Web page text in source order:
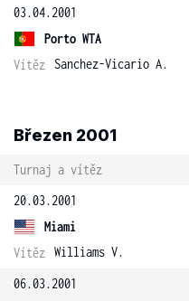
03.04.2001
Porto WTA
Vítěz
Sanchez-Vicario A.
Březen 2001
Turnaj a vítěz
20.03.2001
Miami
Vítěz
Williams V.
06.03.2001